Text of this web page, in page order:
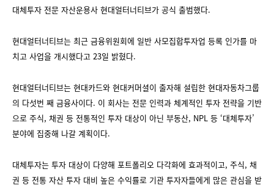
대체투자 전문 자산운용사 현대얼터너티브가 공식 출범했다.
현대얼터너티브는 최근 금융위원회에 일반 사모집합투자업 등록 인가를 마
치고 사업을 개시했다고 23일 밝혔다.
현대얼터너티브는 현대카드와 현대커머셜이 출자해 설립한 현대자동차그룹
의 다섯번 째 금융사이다. 이 회사는 전문 인력과 체계적인 투자 전략을 기반
으로 주식, 채권 등 전통적인 투자 대상이 아닌 부동산, NPL 등 ‘대체투자’
분야에 집중해 나갈 계획이다.
대체투자는 투자 대상이 다양해 포트폴리오 다각화에 효과적이고, 주식, 채
권 등 전통 자산 투자 대비 높은 수익률로 기관 투자자들에게 많은 관심을 받